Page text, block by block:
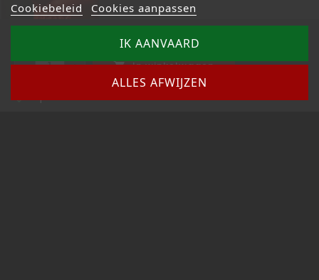
 In winkelwagen

SNFFR VUIST SOLO
Cookiebeleid Cookies aanpassen
ALLES AFWIJZEN
IK AANVAARD